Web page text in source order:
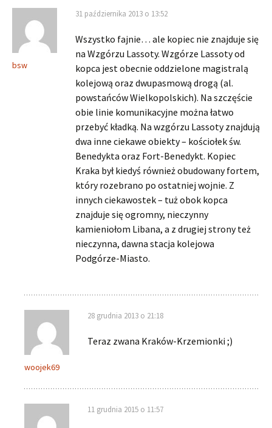
bsw
31 października 2013 o 13:52
Wszystko fajnie… ale kopiec nie znajduje się
na Wzgórzu Lassoty. Wzgórze Lassoty od
kopca jest obecnie oddzielone magistralą
kolejową oraz dwupasmową drogą (al.
powstańców Wielkopolskich). Na szczęście
obie linie komunikacyjne można łatwo
przebyć kładką. Na wzgórzu Lassoty znajdują
dwa inne ciekawe obiekty – kościołek św.
Benedykta oraz Fort-Benedykt. Kopiec
Kraka był kiedyś również obudowany fortem,
który rozebrano po ostatniej wojnie. Z
innych ciekawostek – tuż obok kopca
znajduje się ogromny, nieczynny
kamieniołom Libana, a z drugiej strony też
nieczynna, dawna stacja kolejowa
Podgórze-Miasto.
woojek69
28 grudnia 2013 o 21:18
Teraz zwana Kraków-Krzemionki ;)
11 grudnia 2015 o 11:57